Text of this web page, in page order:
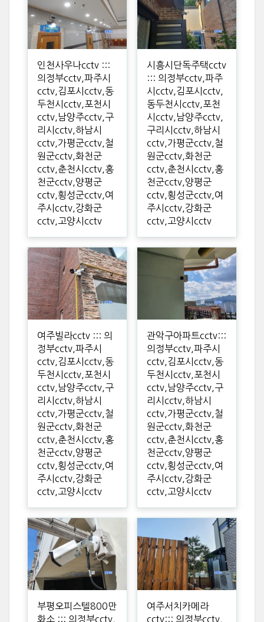
인천사우나cctv :::
의정부cctv,파주시
cctv,김포시cctv,동
두천시cctv,포천시
cctv,남양주cctv,구
리시cctv,하남시
cctv,가평군cctv,철
원군cctv,화천군
cctv,춘천시cctv,홍
천군cctv,양평군
cctv,횡성군cctv,여
주시cctv,강화군
cctv,고양시cctv
시흥시단독주택cctv
::: 의정부cctv,파주
시cctv,김포시cctv,
동두천시cctv,포천
시cctv,남양주cctv,
구리시cctv,하남시
cctv,가평군cctv,철
원군cctv,화천군
cctv,춘천시cctv,홍
천군cctv,양평군
cctv,횡성군cctv,여
주시cctv,강화군
cctv,고양시cctv
여주빌라cctv ::: 의
정부cctv,파주시
cctv,김포시cctv,동
두천시cctv,포천시
cctv,남양주cctv,구
리시cctv,하남시
cctv,가평군cctv,철
원군cctv,화천군
cctv,춘천시cctv,홍
천군cctv,양평군
cctv,횡성군cctv,여
주시cctv,강화군
cctv,고양시cctv
관악구아파트cctv:::
의정부cctv,파주시
cctv,김포시cctv,동
두천시cctv,포천시
cctv,남양주cctv,구
리시cctv,하남시
cctv,가평군cctv,철
원군cctv,화천군
cctv,춘천시cctv,홍
천군cctv,양평군
cctv,횡성군cctv,여
주시cctv,강화군
cctv,고양시cctv
부평오피스텔800만
화소 ::: 의정부cctv,
여주서치카메라
cctv::: 의정부cctv,